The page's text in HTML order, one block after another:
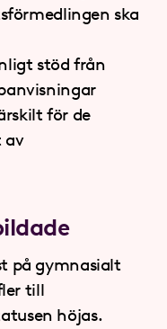
ska
stöd från
för de
av
på gymnasialt
till
höjas.